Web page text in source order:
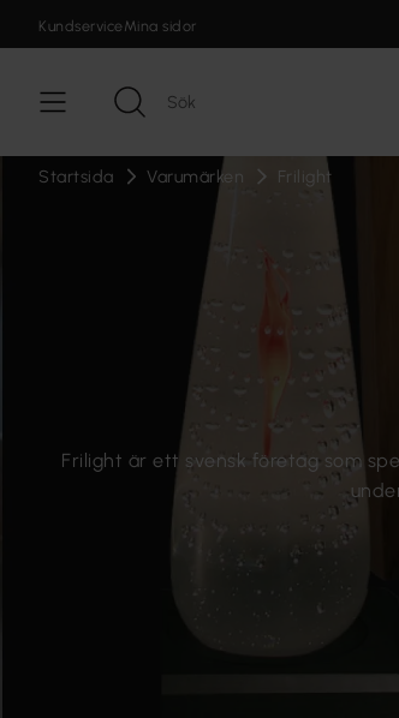
KundserviceMina sidor
Startsida Varumärken Frilight
Frilight är ett svensk företag som